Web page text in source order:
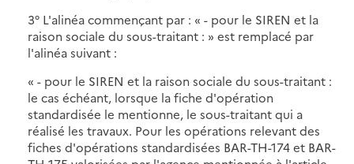
3° L'alinéa commençant par : « - pour le SIREN et la
raison sociale du sous-traitant : » est remplacé par
l'alinéa suivant :
« - pour le SIREN et la raison sociale du sous-traitant :
le cas échéant, lorsque la fiche d'opération
standardisée le mentionne, le sous-traitant qui a
réalisé les travaux. Pour les opérations relevant des
fiches d'opérations standardisées BAR-TH-174 et BAR-